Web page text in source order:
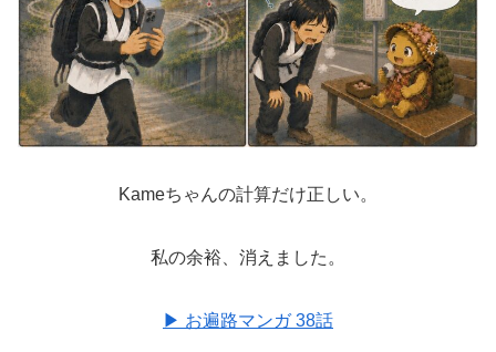
Kameちゃんの計算だけ正しい。
私の余裕、消えました。
▶︎ お遍路マンガ 38話